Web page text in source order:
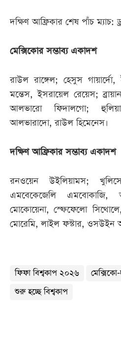
দক্ষিণ আফ্রিকার শেষ পাঁচ ম্যাচ:
মেক্সিকোর সম্ভাব্য একাদশ
রাউল রাঙ্গেল; হেসুস
মন্তেস, ইসরায়েল রেয়েস;
আলভারো ফিদালগো;
আলভারাদো, রাউল হিমেনেস।
দক্ষিণ আফ্রিকার সম্ভাব্য একাদশ
রনওয়েন উইলিয়ামস;
এমবেকেজেলি এমবোকাজি,
মোকোয়েনা, স্ফেফেলো
মোরেমি, লাইল ফস্টার, ওসউইন
ফিফা বিশ্বকাপ ২০২৬
শুরু হচ্ছে বিশ্বকাপ